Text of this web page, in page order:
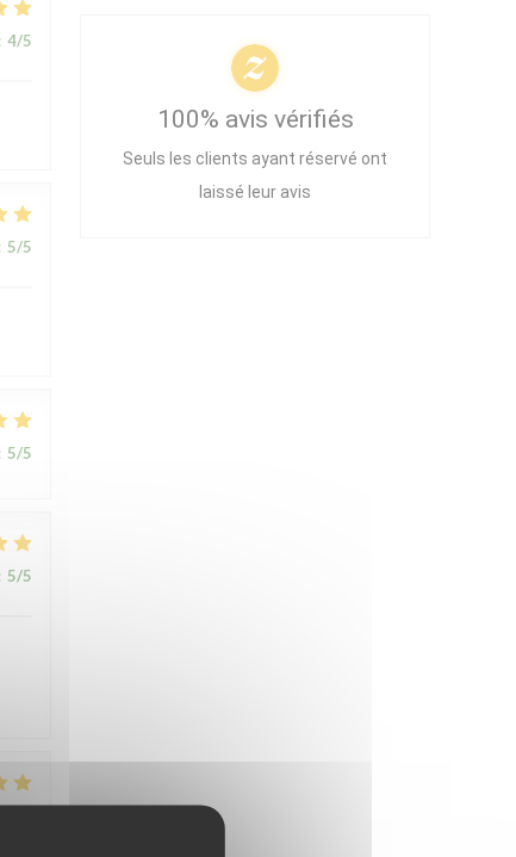
4/5
5/5
5/5
5/5
100% avis vérifiés
Seuls les clients ayant réservé ont
laissé leur avis